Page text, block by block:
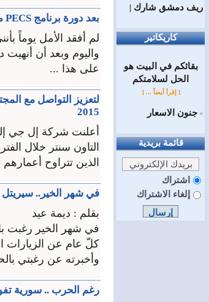
بعد دورة برنامج PECS مع آمال وسيريتل.. أملي كبير
لم أفقد الأمل يوماً
واليوم وبعد أن
على هذا ...
لتعزيز التواصل مع
2015
أعلنت شركة إل جي
الذين تتراوح أعمارهم من 7 إلى 12
في شهر الخير.. سيريتل
بقلم : ديمة عيد
في شهر الخير رغبت
كلّ عام عن الزيارات
وأخبرته عن رغبتي
رغم الحرب .. سورية
ريف دمشق شارك |
كاريكاتير
بقائكم في البيت هو
الحل لسلامتكم
[ إقرأ أيضاً ... ]
= جنون الاسعار
قائمة بريدية
اشتراك
إلغاء الاشتراك